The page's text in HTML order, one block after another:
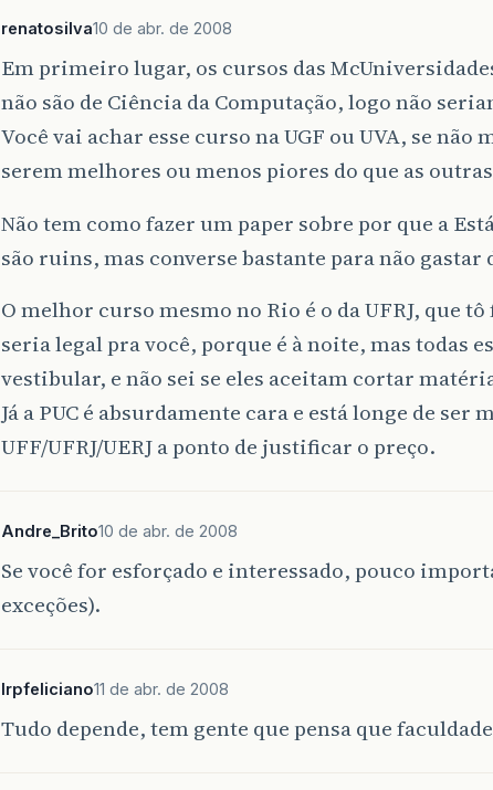
renatosilva10 de abr. de 2008
Em primeiro lugar, os cursos das
não são de Ciência da Computação, logo não
Você vai achar esse curso na UGF ou UVA, se não
serem melhores ou menos piores do que as
Não tem como fazer um paper sobre por que a
são ruins, mas converse bastante para não
O melhor curso mesmo no Rio é o da UFRJ, que tô
seria legal pra você, porque é à noite, mas todas
vestibular, e não sei se eles aceitam cortar
Já a PUC é absurdamente cara e está longe de ser
UFF/UFRJ/UERJ a ponto de justificar o preço.
Andre_Brito10 de abr. de 2008
Se você for esforçado e interessado, pouco
exceções).
lrpfeliciano11 de abr. de 2008
Tudo depende, tem gente que pensa que